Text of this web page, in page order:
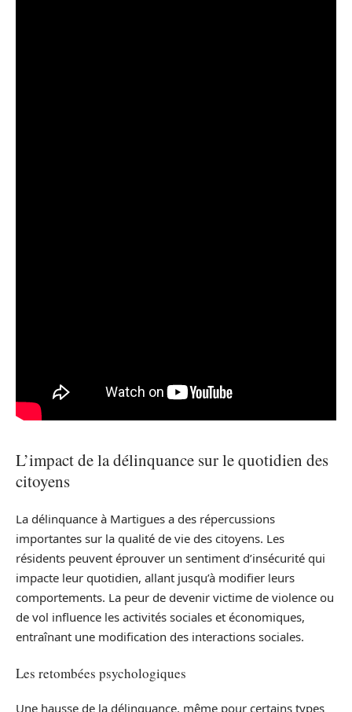
L’impact de la délinquance sur le quotidien des
citoyens
La délinquance à Martigues a des répercussions
importantes sur la qualité de vie des citoyens. Les
résidents peuvent éprouver un sentiment d’insécurité qui
impacte leur quotidien, allant jusqu’à modifier leurs
comportements. La peur de devenir victime de violence ou
de vol influence les activités sociales et économiques,
entraînant une modification des interactions sociales.
Les retombées psychologiques
Une hausse de la délinquance, même pour certains types